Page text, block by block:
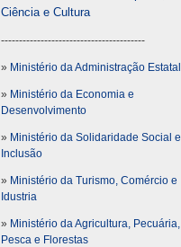
Ciência e Cultura
----------------------------------------
» Ministério da Administração Estatal
» Ministério da Economia e
Desenvolvimento
» Ministério da Solidaridade Social e
Inclusão
» Ministério da Turismo, Comércio e
Idustria
» Ministério da Agricultura, Pecuária,
Pesca e Florestas